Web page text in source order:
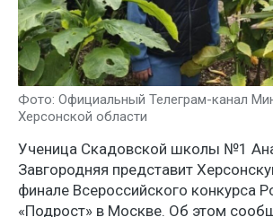
Фото: Официальный Телеграм-канал
Херсонской области
Ученица Скадовской школы №1
Завгородняя представит
финале Всероссийского конкурса
«Подрост» в Москве. Об этом